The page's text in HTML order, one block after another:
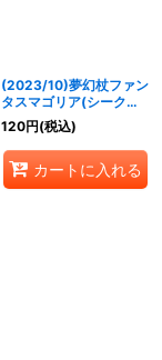
(2023/10)夢幻杖ファン
タスマゴリア(シークレ
ット仕様)【C】{BS65-
063}《黄》
120円(税込)
カートに入れる